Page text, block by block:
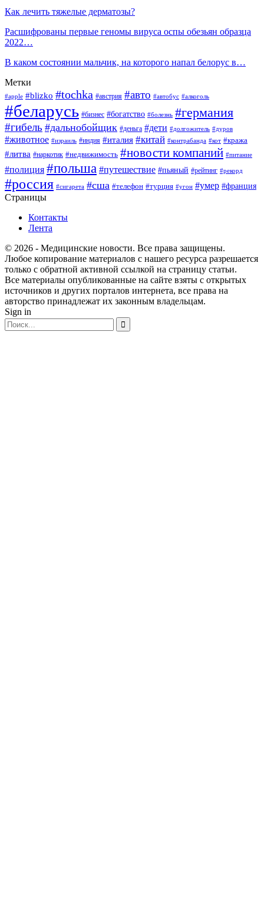
Как лечить тяжелые дерматозы?
Расшифрованы первые геномы вируса оспы обезьян образца
2022…
В каком состоянии мальчик, на которого напал белорус в…
Метки
#apple #blizko #tochka #австрия #авто #автобус #алкоголь
#беларусь #бизнес #богатство #болезнь #германия
#гибель #дальнобойщик #деньга #дети #долгожитель #дуров
#животное #израиль #индия #италия #китай #контрабанда #кот #кража
#литва #наркотик #недвижимость #новости компаний #питание
#полиция #польша #путешествие #пьяный #рейтинг #рекорд
#россия #сигарета #сша #телефон #турция #угон #умер #франция
Страницы
Контакты
Лента
© 2026 - Медицинские новости. Все права защищены.
Любое копирование материалов с нашего ресурса разрешается
только с обратной активной ссылкой на страницу статьи.
Все материалы опубликованные на сайте взяты с открытых
источников и других порталов интернета, все права на
авторство принадлежат их законным владельцам.
Sign in